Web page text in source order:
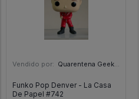
Vendido por: Quarentena Geek Store - SP
Funko Pop Denver - La Casa
De Papel #742